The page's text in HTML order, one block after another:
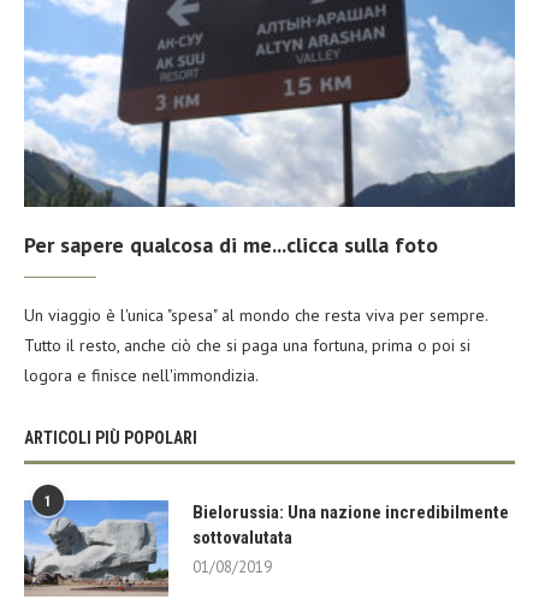
Per sapere qualcosa di me...clicca sulla foto
Un viaggio è l'unica "spesa" al mondo che resta viva per sempre.
Tutto il resto, anche ciò che si paga una fortuna, prima o poi si
logora e finisce nell'immondizia.
ARTICOLI PIÙ POPOLARI
1
Bielorussia: Una nazione incredibilmente
sottovalutata
01/08/2019